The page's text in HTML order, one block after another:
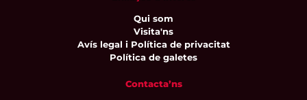
Qui som
Visita'ns
Avís legal i Política de privacitat
Política de galetes
Contacta’ns